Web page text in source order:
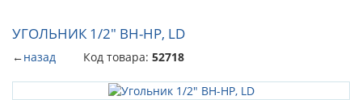
УГОЛЬНИК 1/2" ВН-НР, LD
←назад Код товара: 52718